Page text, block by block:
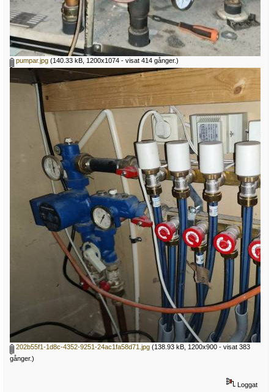
pumpar.jpg (140.33 kB, 1200x1074 - visat 414 gånger.)
202b55f1-1d8c-4352-9251-24ac1fa58d71.jpg (138.93 kB, 1200x900 - visat 383
gånger.)
Loggat